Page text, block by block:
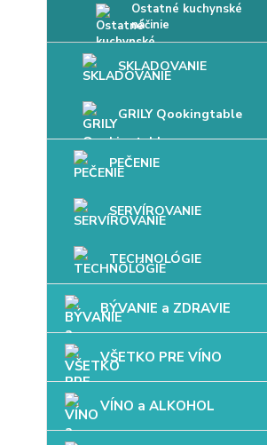
Ostatné kuchynské
náčinie
SKLADOVANIE
GRILY Qookingtable
PEČENIE
SERVÍROVANIE
TECHNOLÓGIE
BÝVANIE a ZDRAVIE
VŠETKO PRE VÍNO
VÍNO a ALKOHOL